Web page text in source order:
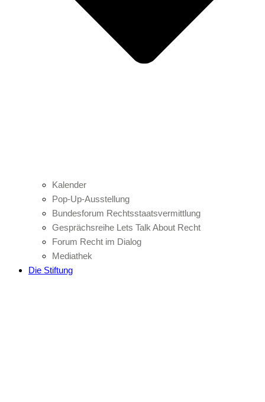
Kalender
Pop-Up-Ausstellung
Bundesforum Rechtsstaatsvermittlung
Gesprächsreihe Lets Talk About Recht
Forum Recht im Dialog
Mediathek
Die Stiftung